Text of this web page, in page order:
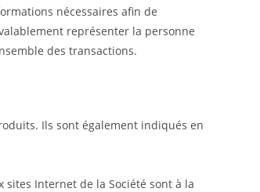
nécessaires afin de
représenter la personne
des transactions.
Ils sont également indiqués en
sites Internet de la Société sont à la